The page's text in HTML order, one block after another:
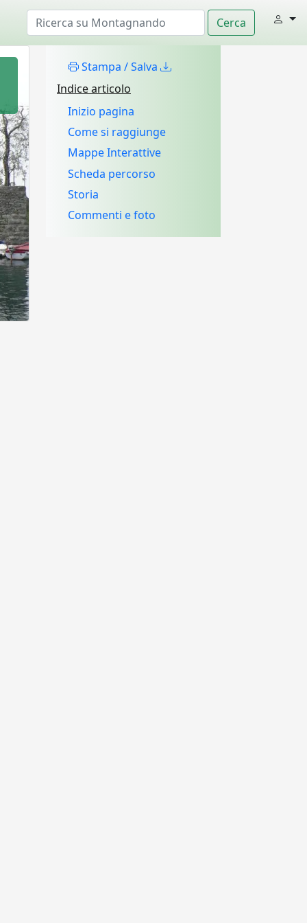
Stampa / Salva
Indice articolo
Inizio pagina
Come si raggiunge
Mappe Interattive
Scheda percorso
Storia
Commenti e foto